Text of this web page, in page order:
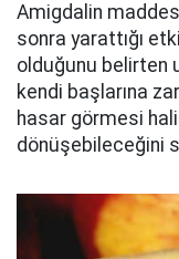
Amigdalin
sonra yarattığı
olduğunu belirten
kendi başlarına
hasar görmesi
dönüşebileceğini